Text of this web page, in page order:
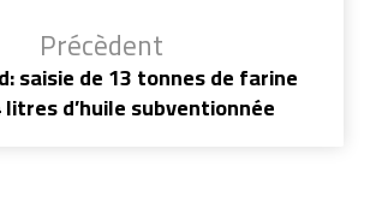
Précèdent
saisie de 13 tonnes de farine
d’huile subventionnée